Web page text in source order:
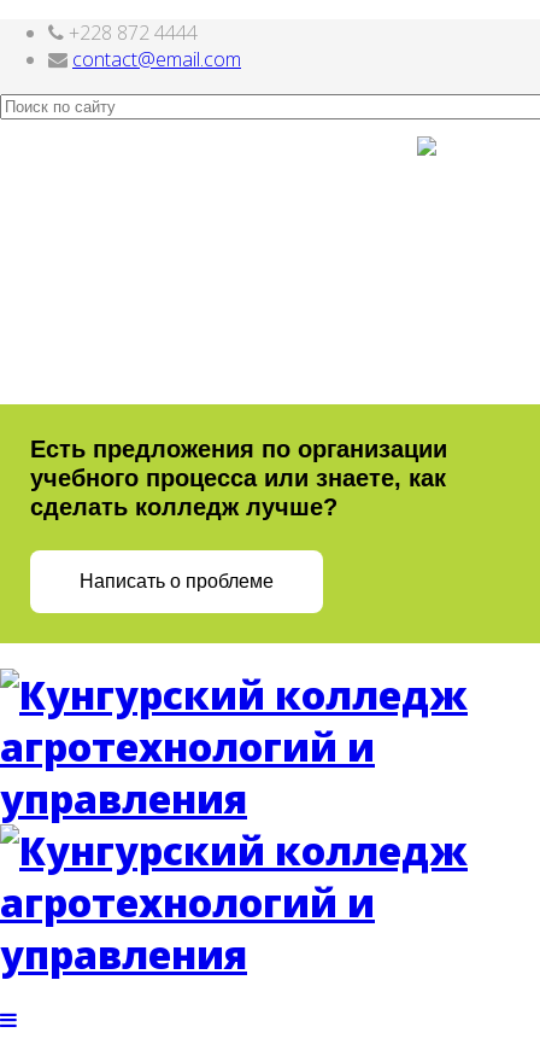
Скачатьбесплатные шаблоны Joomla
+228 872 4444
contact@email.com
Есть предложения по организации
учебного процесса или знаете, как
сделать колледж лучше?
Написать о проблеме